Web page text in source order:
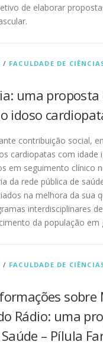
de elaborar
/ FACULDADE DE
uma proposta
idoso
contribuição social,
cardiopatas com idade
em seguimento clínico
da rede pública de
na melhora da sua
interdisciplinares
da população em
/ FACULDADE DE
sobre
Rádio: uma
– Pílula